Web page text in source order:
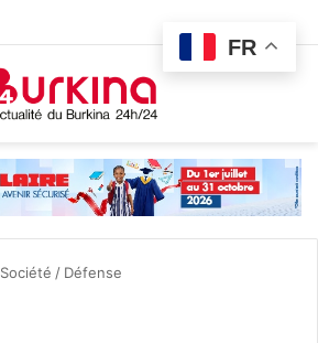
Société / Défense
FR